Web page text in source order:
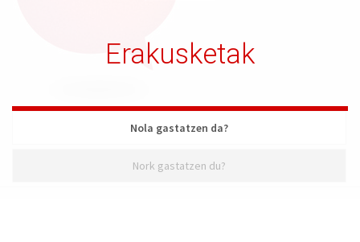
Erakusketak
Nola gastatzen da?
Nork gastatzen du?